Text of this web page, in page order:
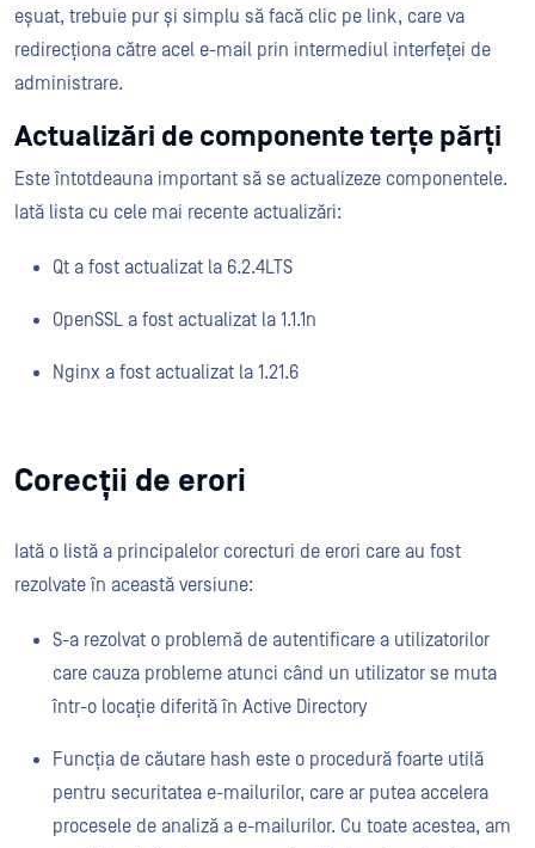
eșuat, trebuie pur și simplu să facă clic pe link, care va
redirecționa către acel e-mail prin intermediul interfeței de
administrare.
Actualizări de componente terțe părți
Este întotdeauna important să se actualizeze componentele.
Iată lista cu cele mai recente actualizări:
Qt a fost actualizat la 6.2.4LTS
OpenSSL a fost actualizat la 1.1.1n
Nginx a fost actualizat la 1.21.6
Corecții de erori
Iată o listă a principalelor corecturi de erori care au fost
rezolvate în această versiune:
S-a rezolvat o problemă de autentificare a utilizatorilor
care cauza probleme atunci când un utilizator se muta
într-o locație diferită în Active Directory
Funcția de căutare hash este o procedură foarte utilă
pentru securitatea e-mailurilor, care ar putea accelera
procesele de analiză a e-mailurilor. Cu toate acestea, am